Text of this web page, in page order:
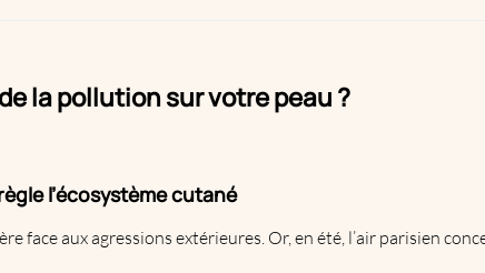
la pollution sur votre peau ?
l’écosystème cutané
face aux agressions extérieures. Or, en été, l’air parisien